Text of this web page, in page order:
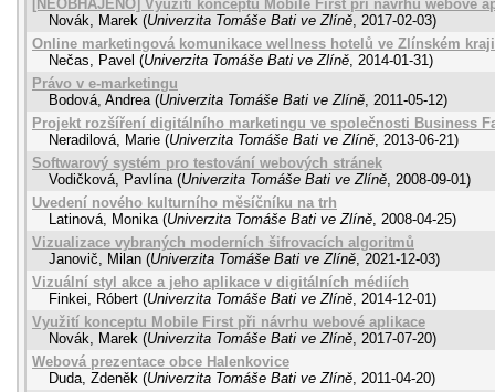
[NEOBHÁJENO] Využití konceptu Mobile First při návrhu webové
Novák, Marek (Univerzita Tomáše Bati ve Zlíně, 2017-02-03)
Online marketingová komunikace wellness hotelů ve Zlínském kraji
Nečas, Pavel (Univerzita Tomáše Bati ve Zlíně, 2014-01-31)
Právo v e-marketingu
Bodová, Andrea (Univerzita Tomáše Bati ve Zlíně, 2011-05-12)
Projekt rozšíření digitálního marketingu ve společnosti Business
Neradilová, Marie (Univerzita Tomáše Bati ve Zlíně, 2013-06-21)
Softwarový systém pro testování webových stránek
Vodičková, Pavlína (Univerzita Tomáše Bati ve Zlíně, 2008-09-01)
Uvedení nového kulturního měsíčníku na trh
Latinová, Monika (Univerzita Tomáše Bati ve Zlíně, 2008-04-25)
Vizualizace vybraných moderních šifrovacích algoritmů
Janovič, Milan (Univerzita Tomáše Bati ve Zlíně, 2021-12-03)
Vizuální styl akce a jeho aplikace v digitálních médiích
Finkei, Róbert (Univerzita Tomáše Bati ve Zlíně, 2014-12-01)
Využití konceptu Mobile First při návrhu webové aplikace
Novák, Marek (Univerzita Tomáše Bati ve Zlíně, 2017-07-20)
Webová prezentace obce Halenkovice
Duda, Zdeněk (Univerzita Tomáše Bati ve Zlíně, 2011-04-20)